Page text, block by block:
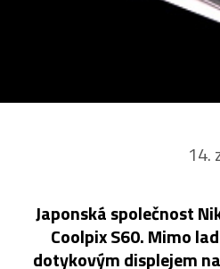
14.
Japonská společnost
Coolpix S60. Mimo
dotykovým displejem